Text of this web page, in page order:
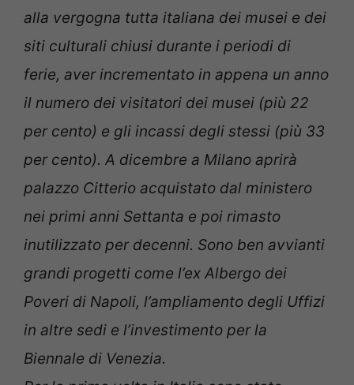
alla vergogna tutta italiana dei musei e dei
siti culturali chiusi durante i periodi di
ferie, aver incrementato in appena un anno
il numero dei visitatori dei musei (più 22
per cento) e gli incassi degli stessi (più 33
per cento). A dicembre a Milano aprirà
palazzo Citterio acquistato dal ministero
nei primi anni Settanta e poi rimasto
inutilizzato per decenni. Sono ben avvianti
grandi progetti come l’ex Albergo dei
Poveri di Napoli, l’ampliamento degli Uffizi
in altre sedi e l’investimento per la
Biennale di Venezia.